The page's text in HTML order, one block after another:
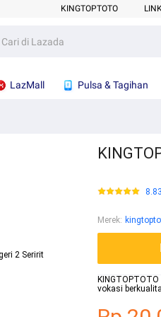
KINGTOPTOTO
LazMall Pulsa & Tagihan
Merek:
vokasi